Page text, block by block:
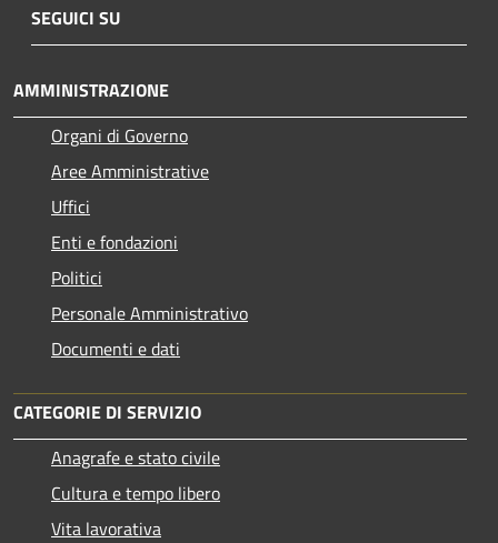
SEGUICI SU
AMMINISTRAZIONE
Organi di Governo
Aree Amministrative
Uffici
Enti e fondazioni
Politici
Personale Amministrativo
Documenti e dati
CATEGORIE DI SERVIZIO
Anagrafe e stato civile
Cultura e tempo libero
Vita lavorativa